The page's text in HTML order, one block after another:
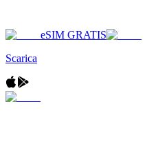
eSIM GRATIS
Scarica